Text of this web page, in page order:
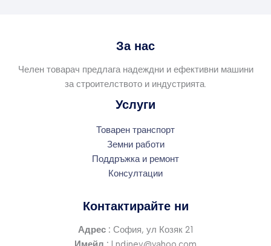
За нас
Челен товарач предлага надеждни и ефективни машини
за строителството и индустрията.
Услуги
Товарен транспорт
Земни работи
Поддръжка и ремонт
Консултации
Контактирайте ни
Адрес : София, ул Козяк 21